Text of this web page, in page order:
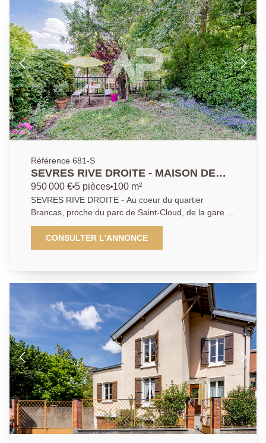
Référence 681-S
SEVRES RIVE DROITE - MAISON DE
CHARME
950 000 € 5 pièces 100 m²
SEVRES RIVE DROITE - Au coeur du quartier
Brancas, proche du parc de Saint-Cloud, de la gare et
des écoles Internationales, maison de charme en
meulière comprenant en rez-de-chaussée une
agréable pièce de vie traversante avec salon, salle à
combles aménageables. Charme de l'ancien avec un
beau parquet et une belle hauteur sous plafond, jolie
vue dégagée. Cette maison ouvre sur un agréable
jardin exposé au Sud et bénéficie d'un grand garage.
CONSULTER L'ANNONCE